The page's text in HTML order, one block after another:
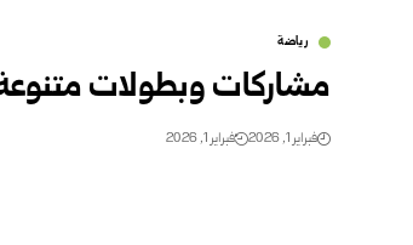
رياضة
مشاركات وبطولات متنوعة
فبراير 1, 2026 فبراير 1, 2026